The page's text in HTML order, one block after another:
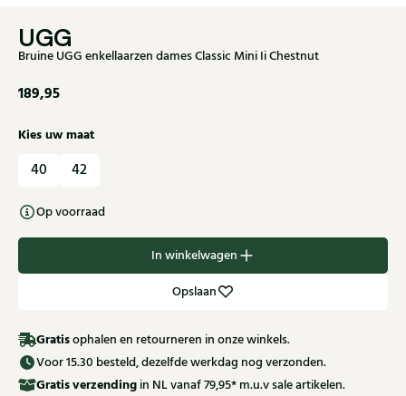
UGG
Bruine UGG enkellaarzen dames Classic Mini Ii Chestnut
189,95
Kies uw maat
40 42
Op voorraad
In winkelwagen
Opslaan
Gratisophalen en retourneren in onze winkels.
Voor 15.30 besteld, dezelfde werkdag nog verzonden.
Gratisverzending in NL vanaf 79,95* m.u.v sale artikelen.